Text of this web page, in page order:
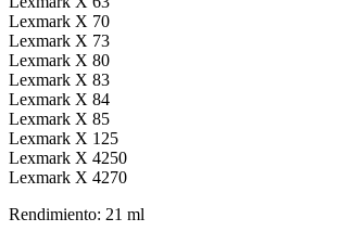
Lexmark X 70
Lexmark X 73
Lexmark X 80
Lexmark X 83
Lexmark X 84
Lexmark X 85
Lexmark X 125
Lexmark X 4250
Lexmark X 4270
Rendimiento: 21 ml